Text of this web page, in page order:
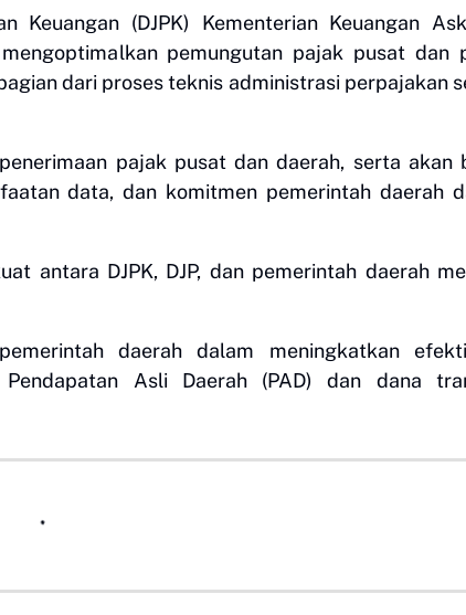
Keuangan (DJPK) Kementerian Keuangan
pemungutan pajak pusat dan
dari proses teknis administrasi perpajakan
pajak pusat dan daerah, serta akan
data, dan komitmen pemerintah daerah
antara DJPK, DJP, dan pemerintah daerah
daerah dalam meningkatkan
Asli Daerah (PAD) dan dana